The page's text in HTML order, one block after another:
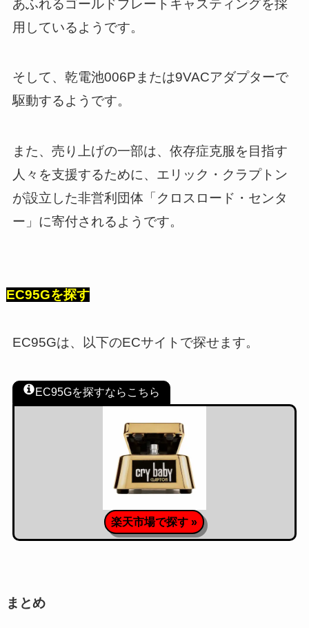
あふれるゴールドプレートキャスティングを採
用しているようです。
そして、乾電池006Pまたは9VACアダプターで
駆動するようです。
また、売り上げの一部は、依存症克服を目指す
人々を支援するために、エリック・クラプトン
が設立した非営利団体「クロスロード・センタ
ー」に寄付されるようです。
EC95Gを探す
EC95Gは、以下のECサイトで探せます。
EC95Gを探すならこちら
楽天市場で探す »
まとめ